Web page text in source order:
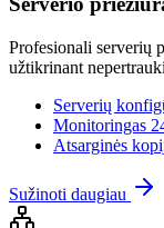
Profesionali serverių
užtikrinant
Serverių
Monitoringas
Atsarginės
Sužinoti daugiau